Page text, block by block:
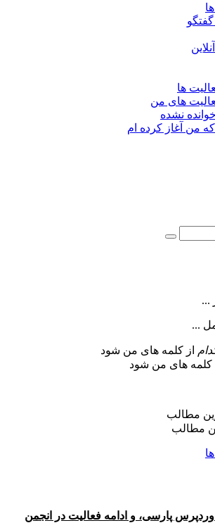
گفتگو
ها
های من
نشده
من آغاز کرده ام
...
...
از کلمه های من شود
کلمه های من شود
مطالب
مطالب
پارسی، و ادامه فعالیت در انجمن